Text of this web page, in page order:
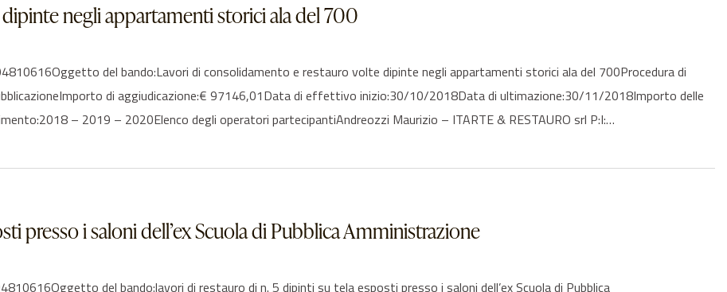
negli appartamenti storici ala del 700
del bando:Lavori di consolidamento e restauro volte dipinte negli appartamenti storici ala del 700Procedura di
di aggiudicazione:€ 97146,01Data di effettivo inizio:30/10/2018Data di ultimazione:30/11/2018Importo delle
– 2019 – 2020Elenco degli operatori partecipantiAndreozzi Maurizio – ITARTE & RESTAURO srl P:I:…
presso i saloni dell’ex Scuola di Pubblica Amministrazione
del bando:lavori di restauro di n. 5 dipinti su tela esposti presso i saloni dell’ex Scuola di Pubblica